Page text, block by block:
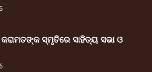
ସ୍ମୃତିରେ ସାହିତ୍ୟ ସଭା ଓ